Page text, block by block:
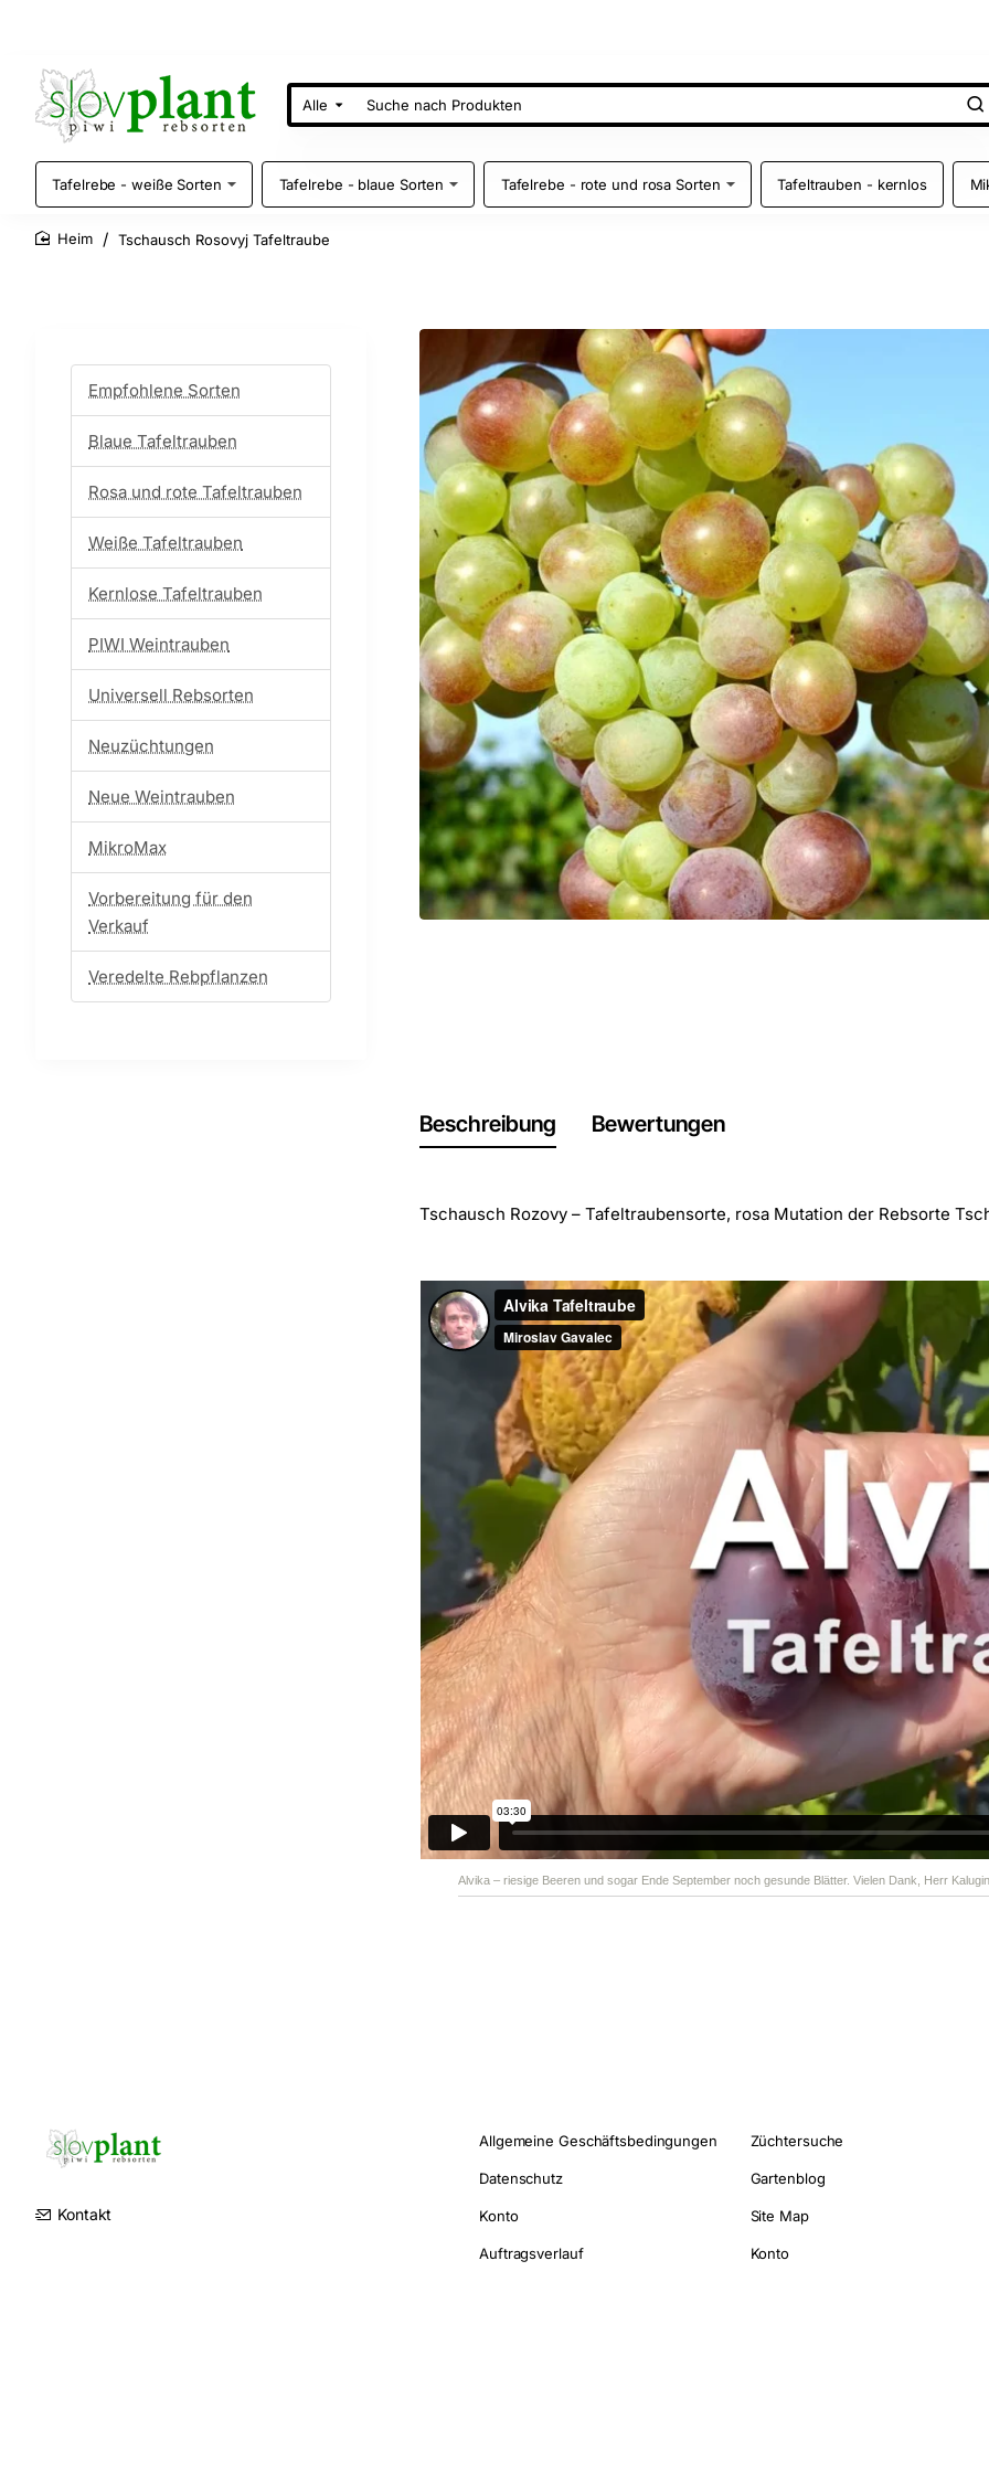
Alle
Suche
nach
Tafelrebe - weiße Sorten Tafelrebe - blaue Sorten Tafelrebe - rote und rosa Sorten Tafeltrauben - kernlos
Tschausch Rosovyj Tafeltraube
Empfohlene Sorten
Blaue Tafeltrauben
Rosa und rote Tafeltrauben
Weiße Tafeltrauben
Kernlose Tafeltrauben
PIWI Weintrauben
Universell Rebsorten
Neuzüchtungen
Neue Weintrauben
MikroMax
Vorbereitung für den
Verkauf
Veredelte Rebpflanzen
Beschreibung Bewertungen
Tschausch Rozovy – Tafeltraubensorte, rosa Mutation der Rebsorte
Alvika – riesige Beeren und sogar Ende September noch gesunde Blätter. Vielen Dank, Herr
Kontakt
Allgemeine Geschäftsbedingungen
Datenschutz
Konto
Auftragsverlauf
Züchtersuche
Gartenblog
Site Map
Konto